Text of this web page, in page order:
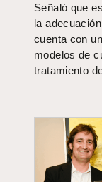
Señaló que
la
cuenta con
modelos de
tratamiento